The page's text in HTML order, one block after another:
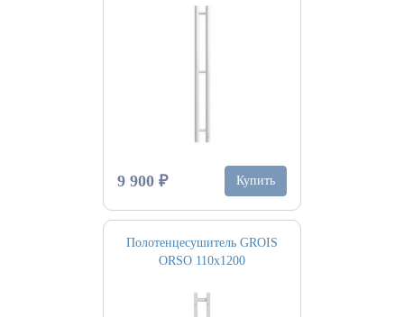
9 900 ₽ Купить
Полотенцесушитель GROIS
ORSO 110х1200